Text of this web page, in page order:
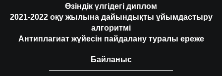
Өзіндік үлгідегі диплом
2021-2022 оқу жылына дайындықты ұйымдастыру
алгоритмі
Антиплагиат жүйесін пайдалану туралы ереже
Байланыс